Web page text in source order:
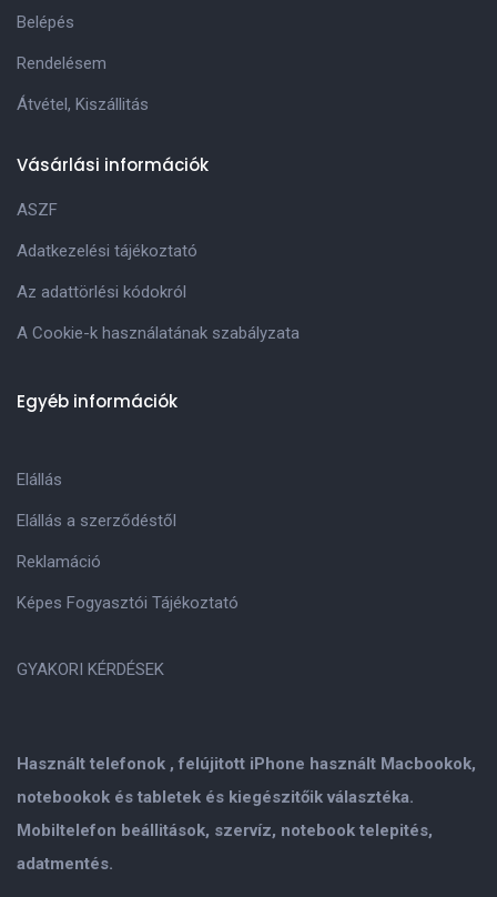
Használt telefonok , felújitott iPhone használt Macbookok,
notebookok és tabletek és kiegészitőik választéka.
Mobiltelefon beállitások, szervíz, notebook telepités,
adatmentés.
Belépés
Rendelésem
Átvétel, Kiszállitás
Vásárlási információk
ASZF
Adatkezelési tájékoztató
Az adattörlési kódokról
A Cookie-k használatának szabályzata
Egyéb információk
Elállás
Elállás a szerződéstől
Reklamáció
Képes Fogyasztói Tájékoztató
GYAKORI KÉRDÉSEK